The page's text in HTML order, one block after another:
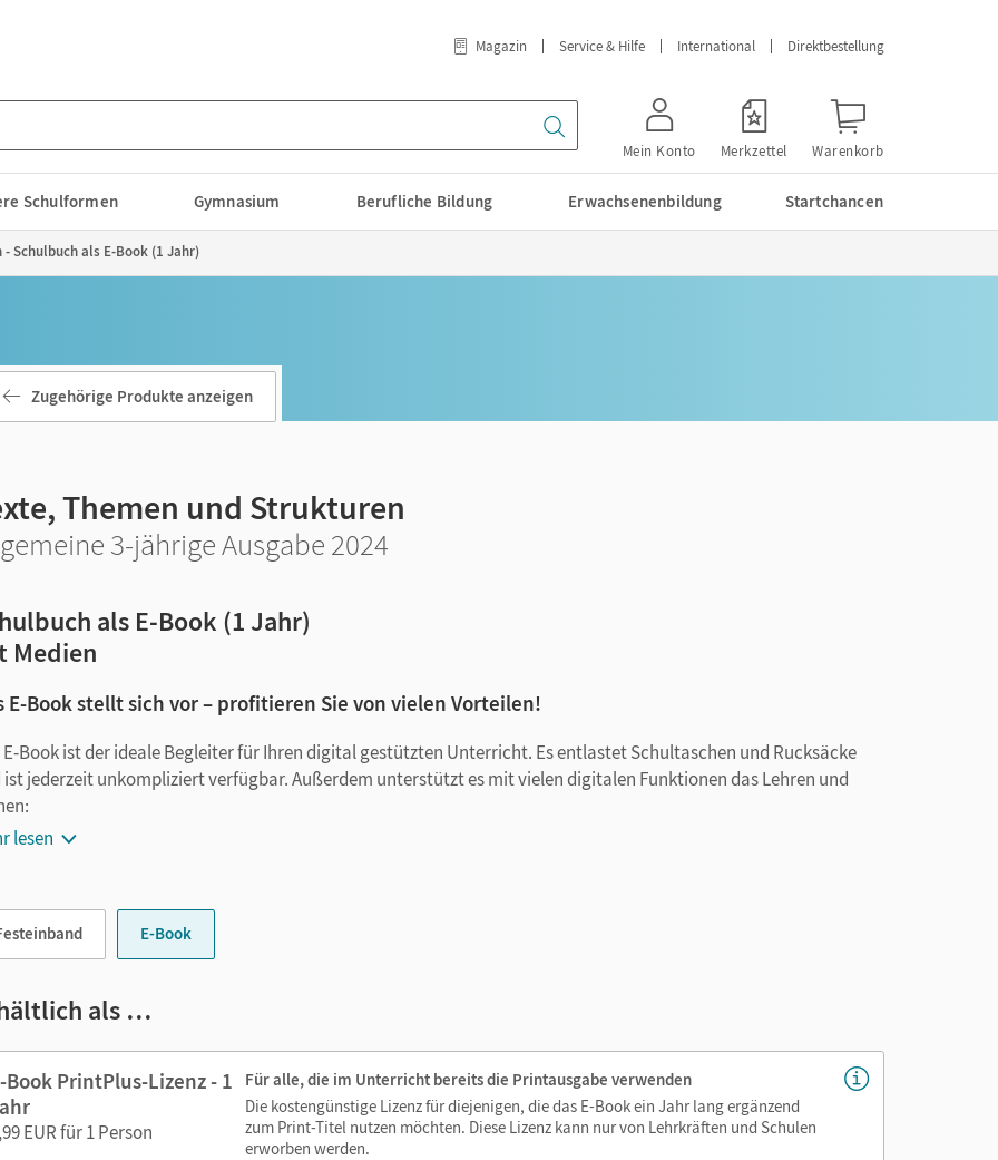
Magazin Service & Hilfe International Direktbestellung
Mein Konto Merkzettel Warenkorb
Schulformen Gymnasium Berufliche Bildung Erwachsenenbildung Startchancen
Schulbuch als E-Book (1 Jahr)
Zugehörige Produkte anzeigen
Themen und Strukturen
3-jährige Ausgabe 2024
als E-Book (1 Jahr)
Medien
E-Book stellt sich vor – profitieren Sie von vielen Vorteilen!
E-Book ist der ideale Begleiter für Ihren digital gestützten Unterricht. Es entlastet Schultaschen und Rucksäcke
ist jederzeit unkompliziert verfügbar. Außerdem unterstützt es mit vielen digitalen Funktionen das Lehren und
Text ergänzen
Lesezeichen hinzufügen
zoomen
sind wichtige Bestandteile dieses E-Books. Sie sind seitengenau platziert, damit Sie und Ihre Schüler/-innen
unkompliziert darauf zugreifen können. So gestalten Sie das Lehren und Lernen zeitsparend und
Kein Medienwechsel! Kein zeitaufwendiges Suchen!
lesen
E-Book
als …
Book PrintPlus-Lizenz - 1
EUR für 1 Person
Für alle, die im Unterricht bereits die Printausgabe verwenden
Die kostengünstige Lizenz für diejenigen, die das E-Book ein Jahr lang ergänzend
zum Print-Titel nutzen möchten. Diese Lizenz kann nur von Lehrkräften und Schulen
erworben werden.